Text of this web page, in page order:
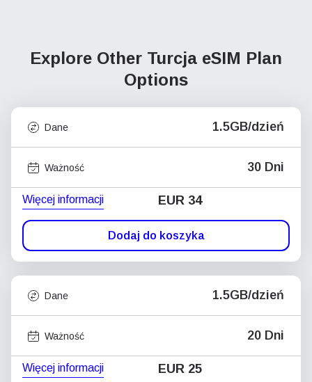
Explore Other Turcja eSIM Plan
Options
Dane 1.5GB/dzień
Ważność 30 Dni
Więcej informacji EUR 34
Dodaj do koszyka
Dane 1.5GB/dzień
Ważność 20 Dni
Więcej informacji EUR 25